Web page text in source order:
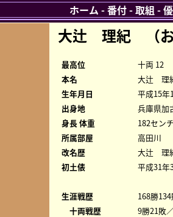
大辻 理紀 （
最高位
十両 12
本名
大辻 理
生年月日
平成15年
出身地
兵庫県加
身長 体重
182セン
所属部屋
高田川
改名歴
大辻 理
初土俵
平成31年
生涯戦歴
168勝
十両戦歴
9勝21敗
ホーム -番付-取組 -